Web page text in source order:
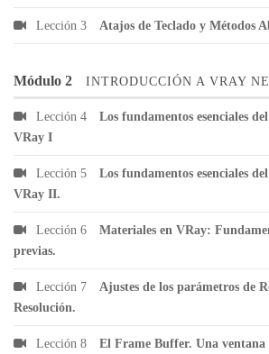
Lección 3 Atajos de Teclado y Métodos
Módulo 2 INTRODUCCIÓN A VRAY
Lección 4
Los fundamentos esenciales
VRay I
Lección 5
Los fundamentos esenciales
VRay II.
Lección 6
Materiales en VRay:
previas.
Lección 7
Ajustes de los parámetros de
Resolución.
Lección 8 El Frame Buffer. Una ventana